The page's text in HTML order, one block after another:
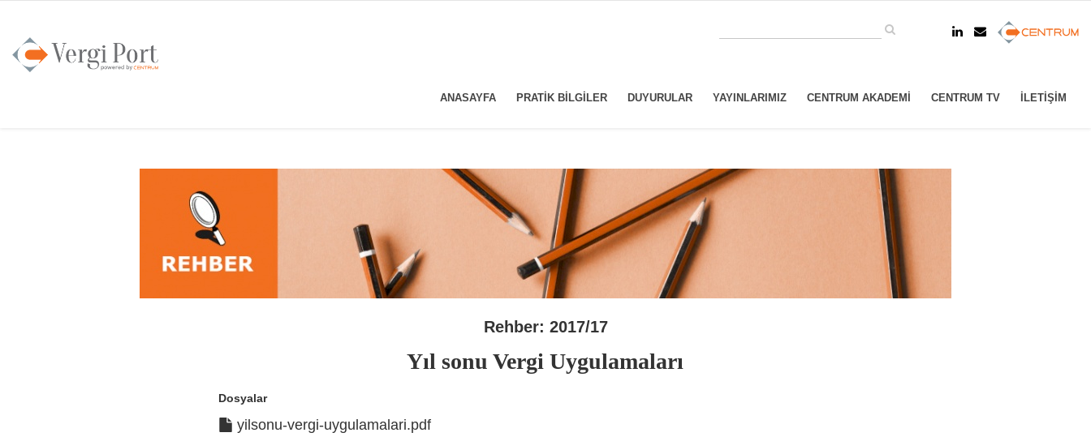
ANASAYFA PRATIK BILGILER DUYURULAR YAYINLARIMIZ CENTRUM AKADEMİ CENTRUM TV
İLETIŞIM
Rehber: 2017/17
Yıl sonu Vergi Uygulamaları
Dosyalar
yilsonu-vergi-uygulamalari.pdf